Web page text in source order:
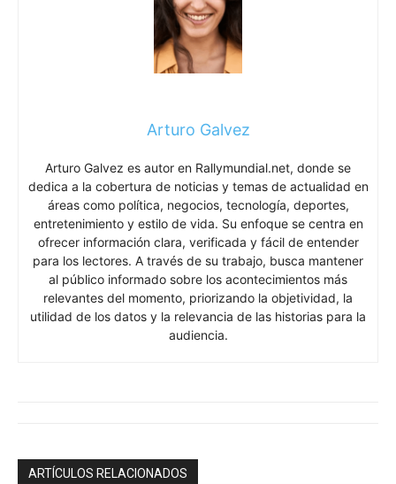
Arturo Galvez
Arturo Galvez es autor en Rallymundial.net, donde se
dedica a la cobertura de noticias y temas de actualidad en
áreas como política, negocios, tecnología, deportes,
entretenimiento y estilo de vida. Su enfoque se centra en
ofrecer información clara, verificada y fácil de entender
para los lectores. A través de su trabajo, busca mantener
al público informado sobre los acontecimientos más
relevantes del momento, priorizando la objetividad, la
utilidad de los datos y la relevancia de las historias para la
audiencia.
ARTÍCULOS RELACIONADOS